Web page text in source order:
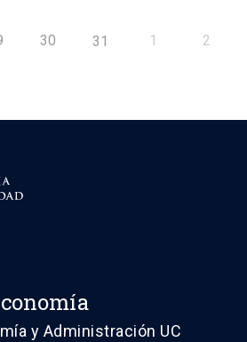
30 31 1 2
y Administración UC